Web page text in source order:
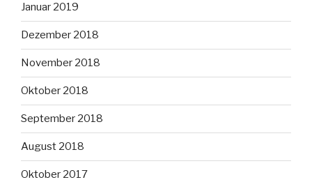
Januar 2019
Dezember 2018
November 2018
Oktober 2018
September 2018
August 2018
Oktober 2017